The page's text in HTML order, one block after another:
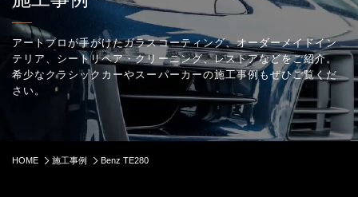
アートプロが手がけたガラスコーティング、オーダーメイドイン
テリア、シートリペア・クリーニング、レストアなどをご紹介。
希少なクラシックカーやスーパーカーの施工事例もぜひご覧くだ
さい。
HOME 施工事例 Benz TE280